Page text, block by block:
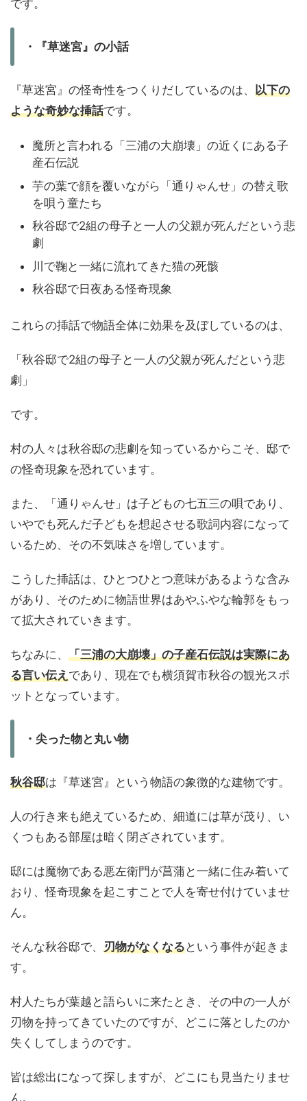
です。
・『草迷宮』の小話
『草迷宮』の怪奇性をつくりだしているのは、 以下の
ような奇妙な挿話です。
魔所と言われる「三浦の大崩壊」の近くにある子
産石伝説
芋の葉で顔を覆いながら「通りゃんせ」の替え歌
を唄う童たち
秋谷邸で2組の母子と一人の父親が死んだという悲
劇
川で鞠と一緒に流れてきた猫の死骸
秋谷邸で日夜ある怪奇現象
これらの挿話で物語全体に効果を及ぼしているのは、
「秋谷邸で2組の母子と一人の父親が死んだという悲
劇」
です。
村の人々は秋谷邸の悲劇を知っているからこそ、邸で
の怪奇現象を恐れています。
また、「通りゃんせ」は子どもの七五三の唄であり、
いやでも死んだ子どもを想起させる歌詞内容になって
いるため、その不気味さを増しています。
こうした挿話は、ひとつひとつ意味があるような含み
があり、そのために物語世界はあやふやな輪郭をもっ
て拡大されていきます。
ちなみに、 「三浦の大崩壊」の子産石伝説は実際にあ
る言い伝えであり、現在でも横須賀市秋谷の観光スポ
ットとなっています。
・尖った物と丸い物
秋谷邸は『草迷宮』という物語の象徴的な建物です。
人の行き来も絶えているため、細道には草が茂り、い
くつもある部屋は暗く閉ざされています。
邸には魔物である悪左衛門が菖蒲と一緒に住み着いて
おり、怪奇現象を起こすことで人を寄せ付けていませ
ん。
そんな秋谷邸で、 刃物がなくなるという事件が起きま
す。
村人たちが葉越と語らいに来たとき、その中の一人が
刃物を持ってきていたのですが、どこに落としたのか
失くしてしまうのです。
皆は総出になって探しますが、どこにも見当たりませ
ん。